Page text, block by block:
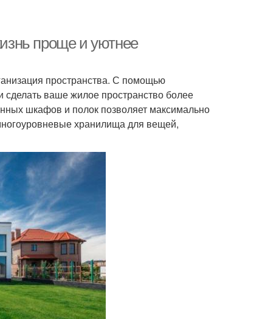
проще и уютнее
пространства. С помощью
сделать ваше жилое пространство более
шкафов и полок позволяет максимально
хранилища для вещей,